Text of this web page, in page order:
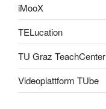
iMooX
TELucation
TU Graz TeachCenter
Videoplattform TUbe